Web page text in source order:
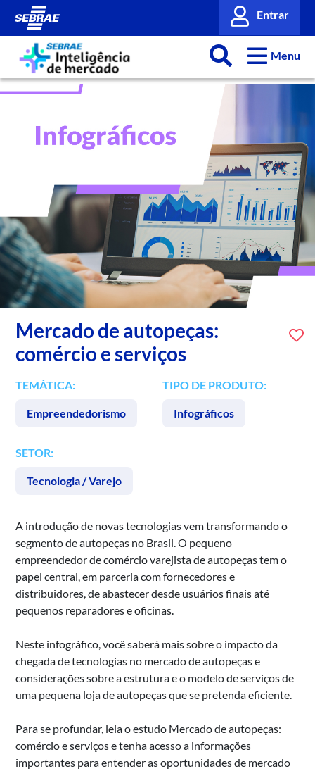
Entrar
Menu
Mercado de autopeças:
comércio e serviços
TEMÁTICA:
Empreendedorismo
TIPO DE PRODUTO:
Infográficos
SETOR:
Tecnologia / Varejo
A introdução de novas tecnologias vem transformando o
segmento de autopeças no Brasil. O pequeno
empreendedor de comércio varejista de autopeças tem o
papel central, em parceria com fornecedores e
distribuidores, de abastecer desde usuários finais até
pequenos reparadores e oficinas.
Neste infográfico, você saberá mais sobre o impacto da
chegada de tecnologias no mercado de autopeças e
considerações sobre a estrutura e o modelo de serviços de
uma pequena loja de autopeças que se pretenda eficiente.
Para se profundar, leia o estudo Mercado de autopeças:
comércio e serviços e tenha acesso a informações
importantes para entender as oportunidades de mercado